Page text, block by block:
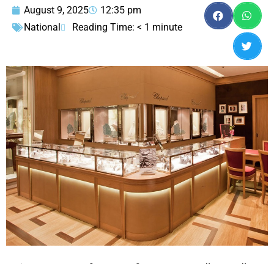
August 9, 2025
12:35 pm
National
Reading Time: < 1 minute